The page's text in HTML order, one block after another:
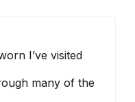
I’ve visited
many of the